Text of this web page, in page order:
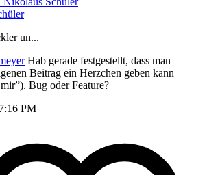
un...
Hab gerade festgestellt, dass man
Beitrag ein Herzchen geben kann
Bug oder Feature?
PM